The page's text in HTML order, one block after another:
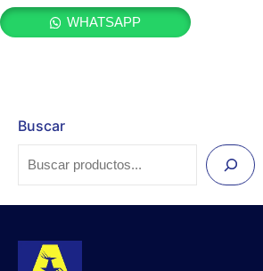
Buscar
WHATSAPP